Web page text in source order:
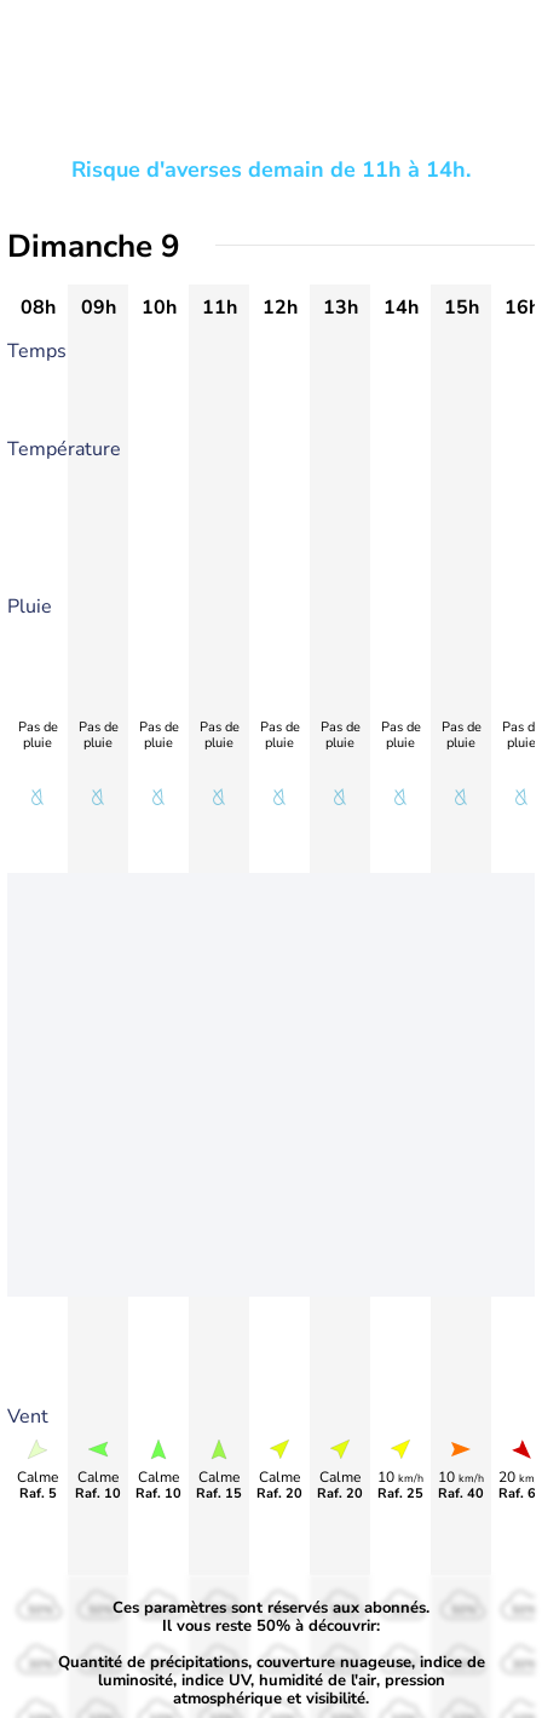
Risque d'averses demain de 11h à 14h.
Dimanche 9
08h 09h 10h 11h 12h 13h 14h 15h
16h
Temps
Température
Pluie
Vent
Pas de
pluie
Calme
Raf. 5
Pas de
pluie
Calme
Raf. 10
Pas de
pluie
Calme
Raf. 10
Pas de
pluie
Calme
Raf. 15
Pas de
pluie
Calme
Raf. 20
Pas de
pluie
Calme
Raf. 20
Pas de
pluie
10 km/h
Raf. 25
Pas de
pluie
10 km/h
Raf. 40
Pas de
pluie
20 km/
Raf.
50%
30%
50%
30%
50%
30%
50%
30%
50%
30%
50%
30%
50%
30% 30% 30%
Ces paramètres sont réservés aux abonnés.
Il vous reste 50% à découvrir:
Quantité de précipitations, couverture nuageuse, indice de
luminosité, indice UV, humidité de l'air, pression
atmosphérique et visibilité.